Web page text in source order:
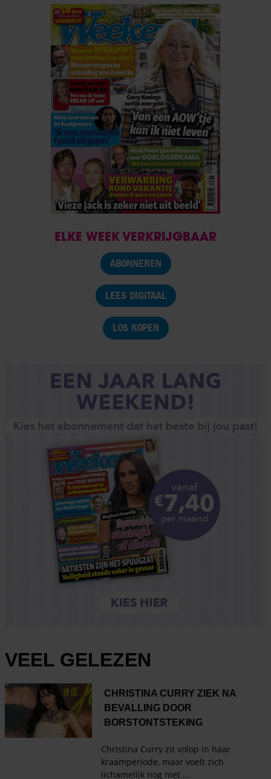
ELKE WEEK VERKRIJGBAAR
ABONNEREN
LEES DIGITAAL
LOS KOPEN